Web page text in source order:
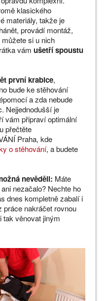
klasického
materiály, takže je
provádí montáž,
si u nich
vám ušetří spoustu
první krabice,
bude ke stěhování
a zda nebude
Nejjednodušší je
vám připraví optimální
přečtěte
Praha, kde
o stěhování, a budete
nevěděli: Máte
nezačalo? Nechte ho
dnes kompletně zabalí i
práce nakráčet rovnou
tak věnovat jiným